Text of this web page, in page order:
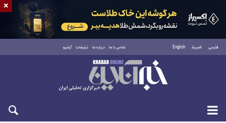
فارسی العربية English تماس با ما درباره ما تبلیغات آرشیو
شنبه ۱۷ مرداد ۱۴۰۵
×